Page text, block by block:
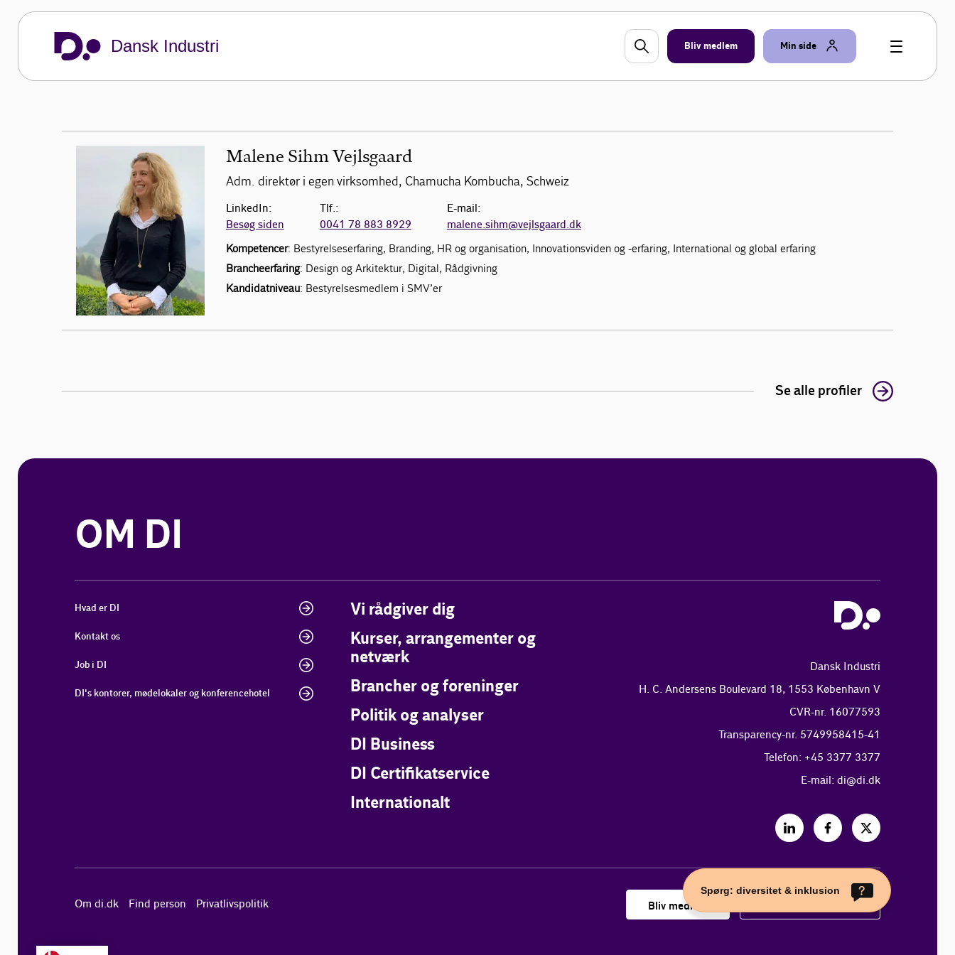
Dansk Industri Bliv medlem Min side
Malene Sihm Vejlsgaard
Adm. direktør i egen virksomhed, Chamucha Kombucha, Schweiz
LinkedIn:
Besøg siden
Tlf.:
0041 78 883 8929
E-mail:
malene.sihm@vejlsgaard.dk
Kompetencer: Bestyrelseserfaring, Branding, HR og organisation, Innovationsviden og -erfaring, International og global erfaring
Brancheerfaring: Design og Arkitektur, Digital, Rådgivning
Kandidatniveau: Bestyrelsesmedlem i SMV’er
Se alle profiler
OM DI
Hvad er DI
Kontakt os
Job i DI
DI's kontorer, mødelokaler og konferencehotel
Vi rådgiver dig
Kurser, arrangementer og
netværk
Brancher og foreninger
Politik og analyser
DI Business
DI Certifikatservice
Internationalt
Dansk Industri
H. C. Andersens Boulevard 18, 1553 København V
CVR-nr. 16077593
Transparency-nr. 5749958415-41
Telefon: +45 3377 3377
E-mail: di@di.dk
Om di.dk Find person Privatlivspolitik Bliv medlem
Spørg: diversitet & inklusion